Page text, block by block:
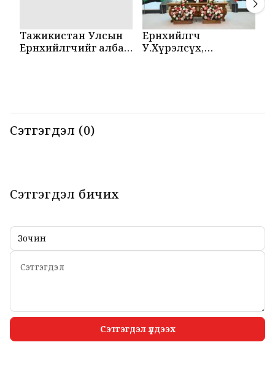
Тажикистан Улсын
Ерөнхийлөгчийг албан
Ерөнхийлөгч
У.Хүрэлсүх,
Сэтгэгдэл (0)
Сэтгэгдэл бичих
Сэтгэгдэл үлдээх